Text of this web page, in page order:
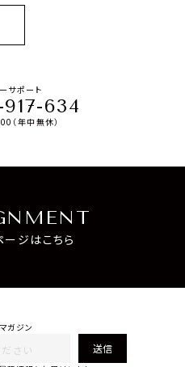
サポート
917-634
年中無休）
ジはこちら
ガジン
送信